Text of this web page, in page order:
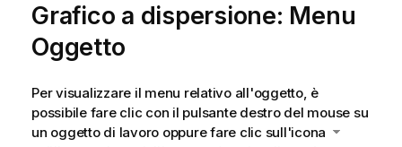
Grafico a dispersione: Menu
Oggetto
Per visualizzare il menu relativo all'oggetto, è
possibile fare clic con il pulsante destro del mouse su
un oggetto di lavoro oppure fare clic sull'icona